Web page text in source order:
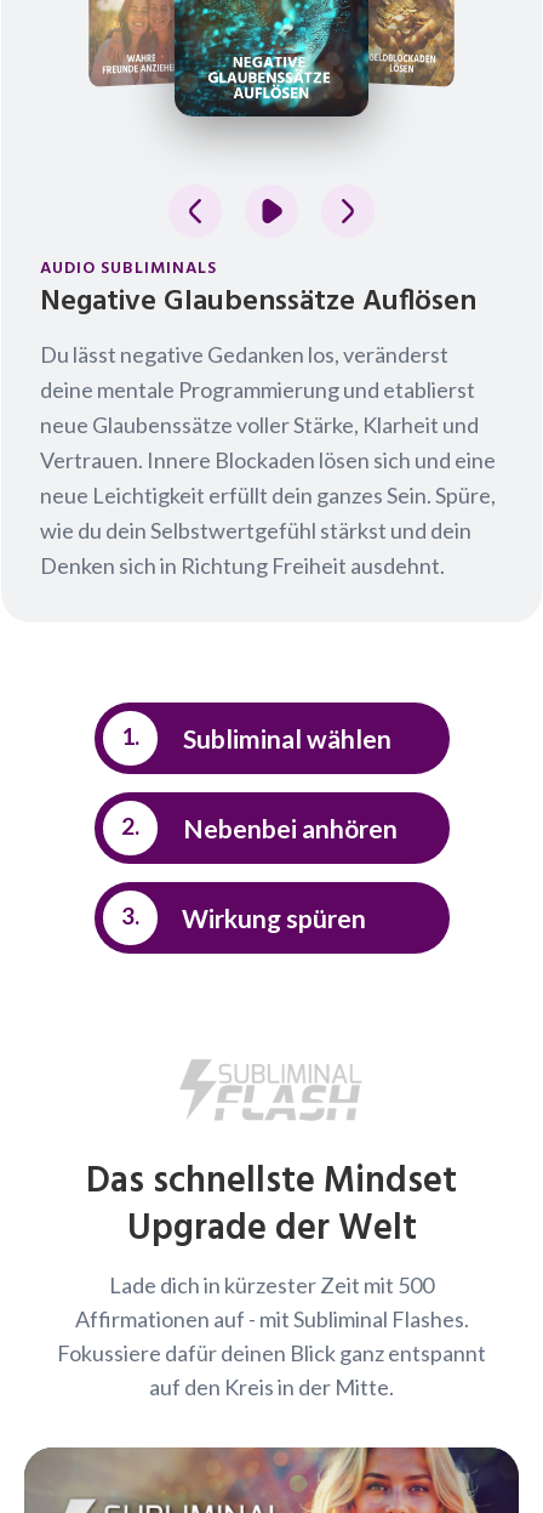
AUDIO SUBLIMINALS
Negative Glaubenssätze Auflösen
Du lässt negative Gedanken los, veränderst
deine mentale Programmierung und etablierst
neue Glaubenssätze voller Stärke, Klarheit und
Vertrauen. Innere Blockaden lösen sich und eine
neue Leichtigkeit erfüllt dein ganzes Sein. Spüre,
wie du dein Selbstwertgefühl stärkst und dein
Denken sich in Richtung Freiheit ausdehnt.
1. Subliminal wählen
2. Nebenbei anhören
3. Wirkung spüren
Das schnellste Mindset
Upgrade der Welt
Lade dich in kürzester Zeit mit 500
Affirmationen auf - mit Subliminal Flashes.
Fokussiere dafür deinen Blick ganz entspannt
auf den Kreis in der Mitte.